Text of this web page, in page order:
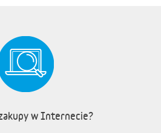
w Internecie?